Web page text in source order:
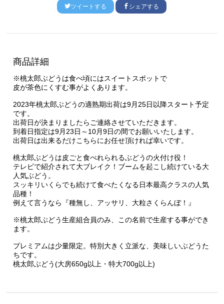
ツイートする シェアする
商品詳細
※桃太郎ぶどうは食べ頃にはスイートスポットで
皮が茶色にくすむ事がよくあります。
2023年桃太郎ぶどうの適熟期出荷は9月25日以降スタート予定
です。
出荷日が決まりましたらご連絡させていただきます。
到着日指定は9月23日～10月9日の間でお願いいたします。
出荷日は出来るだけこちらにお任せ頂ければ幸いです。
桃太郎ぶどうは皮ごと食べれられるぶどうの火付け役！
テレビで紹介されて大ブレイク！ブームを起こし続けている大
人気ぶどう。
スッキリいくらでも続けて食べたくなる日本最高クラスの人気
品種！
例えて言うなら『種無し、アッサリ、大粒さくらんぼ！』
※桃太郎ぶどう生産組合員のみ、この名前で生産する事ができ
ます。
プレミアムは少量限定。特別大きく立派な、美味しいぶどうた
ちです。
桃太郎ぶどう(大房650g以上・特大700g以上)